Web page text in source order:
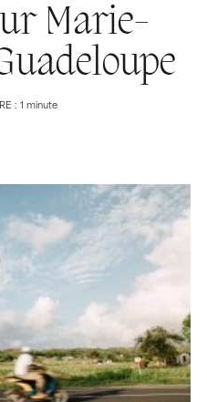
Marie-
: 1 minute